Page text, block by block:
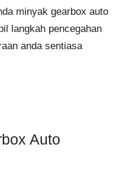
minyak gearbox auto
langkah pencegahan
anda sentiasa
Auto